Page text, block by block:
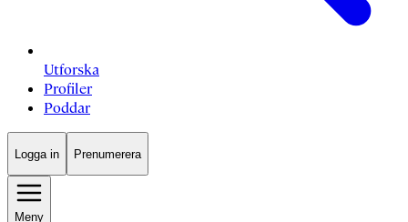
Utforska
Profiler
Poddar
Logga in Prenumerera
Meny